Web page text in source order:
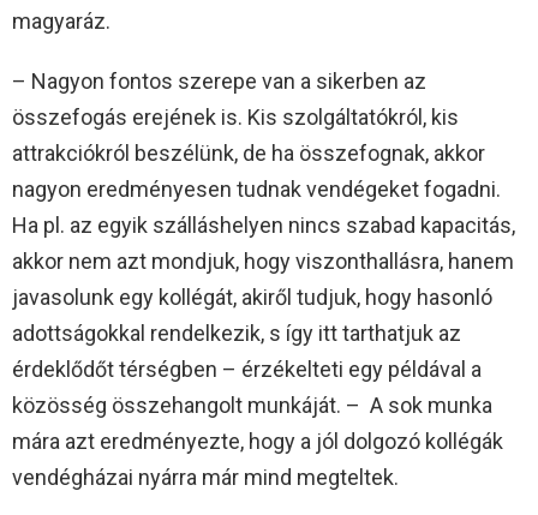
magyaráz.
– Nagyon fontos szerepe van a sikerben az
összefogás erejének is. Kis szolgáltatókról, kis
attrakciókról beszélünk, de ha összefognak, akkor
nagyon eredményesen tudnak vendégeket fogadni.
Ha pl. az egyik szálláshelyen nincs szabad kapacitás,
akkor nem azt mondjuk, hogy viszonthallásra, hanem
javasolunk egy kollégát, akiről tudjuk, hogy hasonló
adottságokkal rendelkezik, s így itt tarthatjuk az
érdeklődőt térségben – érzékelteti egy példával a
közösség összehangolt munkáját. – A sok munka
mára azt eredményezte, hogy a jól dolgozó kollégák
vendégházai nyárra már mind megteltek.